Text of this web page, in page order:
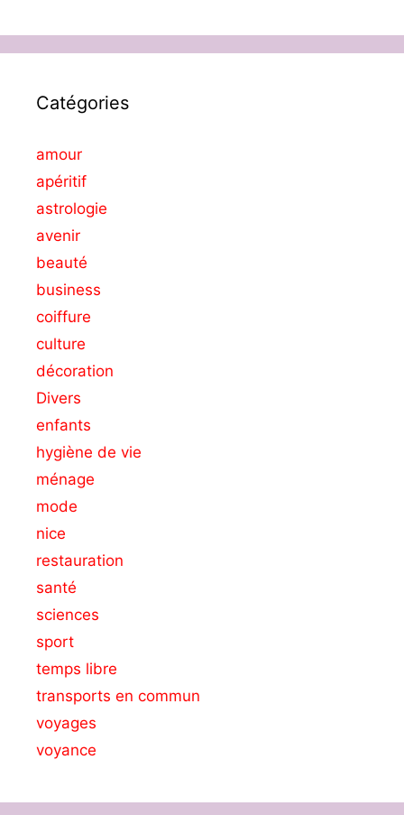
Catégories
amour
apéritif
astrologie
avenir
beauté
business
coiffure
culture
décoration
Divers
enfants
hygiène de vie
ménage
mode
nice
restauration
santé
sciences
sport
temps libre
transports en commun
voyages
voyance